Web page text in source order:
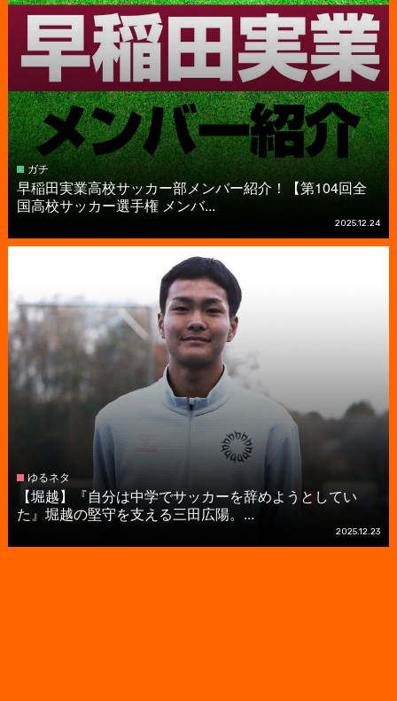
ガチ
早稲田実業高校サッカー部メンバー紹介！【第104回全
国高校サッカー選手権 メンバ...
2025.12.24
ゆるネタ
【堀越】『自分は中学でサッカーを辞めようとしてい
た』堀越の堅守を支える三田広陽。...
2025.12.23